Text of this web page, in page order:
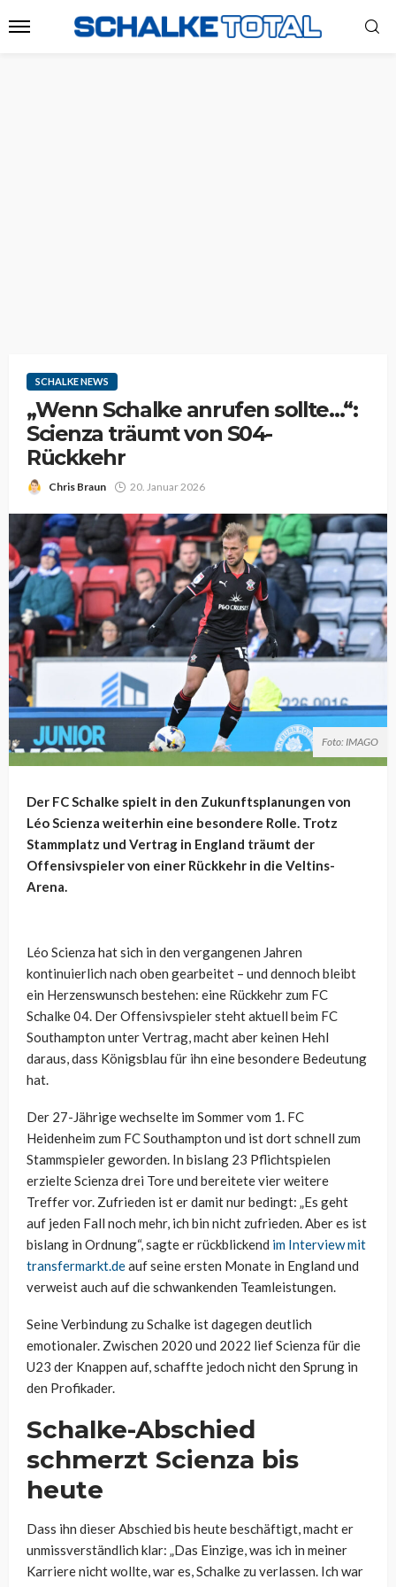
SCHALKE NEWS
„Wenn Schalke anrufen sollte…“:
Scienza träumt von S04-
Rückkehr
Chris Braun 20. Januar 2026
Foto: IMAGO
Der FC Schalke spielt in den Zukunftsplanungen von
Léo Scienza weiterhin eine besondere Rolle. Trotz
Stammplatz und Vertrag in England träumt der
Offensivspieler von einer Rückkehr in die Veltins-
Arena.
Léo Scienza hat sich in den vergangenen Jahren
kontinuierlich nach oben gearbeitet – und dennoch bleibt
ein Herzenswunsch bestehen: eine Rückkehr zum FC
Schalke 04. Der Offensivspieler steht aktuell beim FC
Southampton unter Vertrag, macht aber keinen Hehl
daraus, dass Königsblau für ihn eine besondere Bedeutung
hat.
Der 27-Jährige wechselte im Sommer vom 1. FC
Heidenheim zum FC Southampton und ist dort schnell zum
Stammspieler geworden. In bislang 23 Pflichtspielen
erzielte Scienza drei Tore und bereitete vier weitere
Treffer vor. Zufrieden ist er damit nur bedingt: „Es geht
auf jeden Fall noch mehr, ich bin nicht zufrieden. Aber es ist
bislang in Ordnung“, sagte er rückblickend im Interview mit
transfermarkt.deauf seine ersten Monate in England und
verweist auch auf die schwankenden Teamleistungen.
Seine Verbindung zu Schalke ist dagegen deutlich
emotionaler. Zwischen 2020 und 2022 lief Scienza für die
U23 der Knappen auf, schaffte jedoch nicht den Sprung in
den Profikader.
Schalke-Abschied
schmerzt Scienza bis
heute
Dass ihn dieser Abschied bis heute beschäftigt, macht er
unmissverständlich klar: „Das Einzige, was ich in meiner
Karriere nicht wollte, war es, Schalke zu verlassen. Ich war